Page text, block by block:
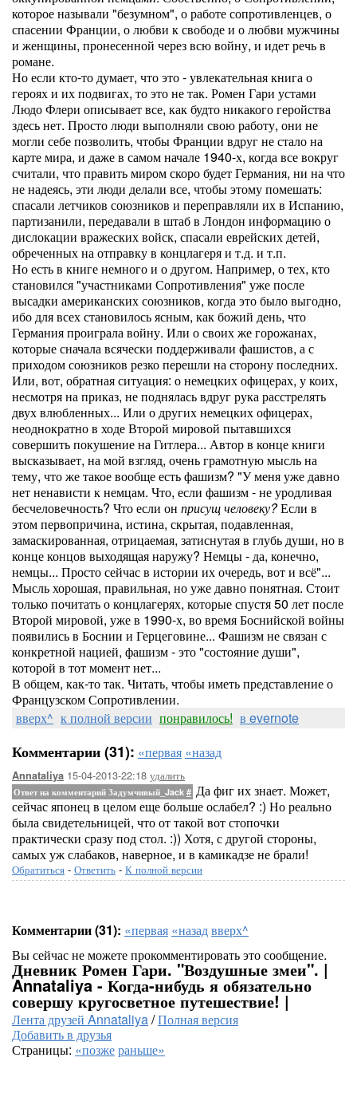
которое называли "безумном", о работе сопротивленцев, о
спасении Франции, о любви к свободе и о любви мужчины
и женщины, пронесенной через всю войну, и идет речь в
романе.
Но если кто-то думает, что это - увлекательная книга о
героях и их подвигах, то это не так. Ромен Гари устами
Людо Флери описывает все, как будто никакого геройства
здесь нет. Просто люди выполняли свою работу, они не
могли себе позволить, чтобы Франции вдруг не стало на
карте мира, и даже в самом начале 1940-х, когда все вокруг
считали, что править миром скоро будет Германия, ни на что
не надеясь, эти люди делали все, чтобы этому помешать:
спасали летчиков союзников и переправляли их в Испанию,
партизанили, передавали в штаб в Лондон информацию о
дислокации вражеских войск, спасали еврейских детей,
обреченных на отправку в концлагеря и т.д. и т.п.
Но есть в книге немного и о другом. Например, о тех, кто
становился "участниками Сопротивления" уже после
высадки американских союзников, когда это было выгодно,
ибо для всех становилось ясным, как божий день, что
Германия проиграла войну. Или о своих же горожанах,
которые сначала всячески поддерживали фашистов, а с
приходом союзников резко перешли на сторону последних.
Или, вот, обратная ситуация: о немецких офицерах, у коих,
несмотря на приказ, не поднялась вдруг рука расстрелять
двух влюбленных... Или о других немецких офицерах,
неоднократно в ходе Второй мировой пытавшихся
совершить покушение на Гитлера... Автор в конце книги
высказывает, на мой взгляд, очень грамотную мысль на
тему, что же такое вообще есть фашизм? "У меня уже давно
нет ненависти к немцам. Что, если фашизм - не уродливая
бесчеловечность? Что если он присущ человеку?Если в
этом первопричина, истина, скрытая, подавленная,
замаскированная, отрицаемая, затиснутая в глубь души, но в
конце концов выходящая наружу? Немцы - да, конечно,
немцы... Просто сейчас в истории их очередь, вот и всё"...
Мысль хорошая, правильная, но уже давно понятная. Стоит
только почитать о концлагерях, которые спустя 50 лет после
Второй мировой, уже в 1990-х, во время Боснийской войны
появились в Боснии и Герцеговине... Фашизм не связан с
конкретной нацией, фашизм - это "состояние души",
которой в тот момент нет...
В общем, как-то так. Читать, чтобы иметь представление о
Французском Сопротивлении.
вверх^ к полной версии понравилось! в evernote
Комментарии (31): «первая «назад
Annataliya 15-04-2013-22:18 удалить
Ответ на комментарий Задумчивый_Jack # Да фиг их знает. Может,
сейчас японец в целом еще больше ослабел? :) Но реально
была свидетельницей, что от такой вот стопочки
практически сразу под стол. :)) Хотя, с другой стороны,
самых уж слабаков, наверное, и в камикадзе не брали!
Обратиться - Ответить - К полной версии
Комментарии (31): «первая «назадвверх^
Вы сейчас не можете прокомментировать это сообщение.
Дневник Ромен Гари. "Воздушные змеи". |
Annataliya - Когда-нибудь я обязательно
совершу кругосветное путешествие! |
Лента друзей Annataliya/Полная версия
Добавить в друзья
Страницы: «позжераньше»